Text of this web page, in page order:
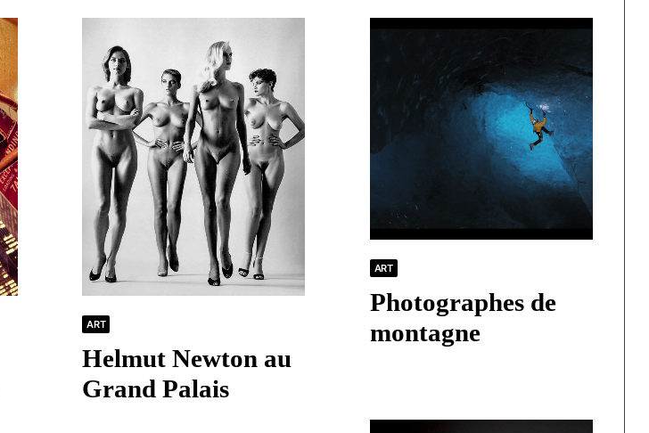
ART
Helmut Newton au
Grand Palais
ART
Photographes de
montagne